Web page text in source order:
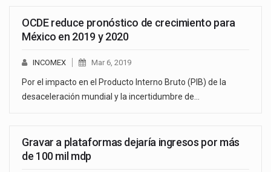
OCDE reduce pronóstico de crecimiento para
México en 2019 y 2020
INCOMEX Mar 6, 2019
Por el impacto en el Producto Interno Bruto (PIB) de la
desaceleración mundial y la incertidumbre de…
Gravar a plataformas dejaría ingresos por más
de 100 mil mdp